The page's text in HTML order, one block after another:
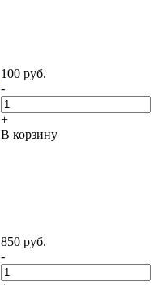
100 руб.
-
+
В корзину
850 руб.
-